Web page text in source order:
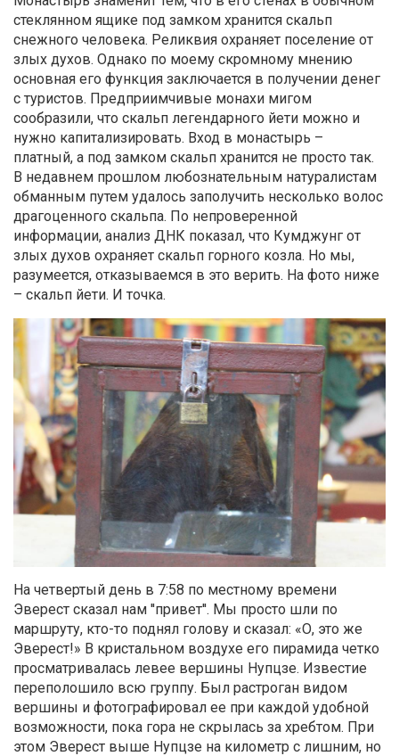
стеклянном ящике под замком хранится скальп
снежного человека. Реликвия охраняет поселение от
злых духов. Однако по моему скромному мнению
основная его функция заключается в получении денег
с туристов. Предприимчивые монахи мигом
сообразили, что скальп легендарного йети можно и
нужно капитализировать. Вход в монастырь –
платный, а под замком скальп хранится не просто так.
В недавнем прошлом любознательным натуралистам
обманным путем удалось заполучить несколько волос
драгоценного скальпа. По непроверенной
информации, анализ ДНК показал, что Кумджунг от
злых духов охраняет скальп горного козла. Но мы,
разумеется, отказываемся в это верить. На фото ниже
– скальп йети. И точка.
На четвертый день в 7:58 по местному времени
Эверест сказал нам ''привет''. Мы просто шли по
маршруту, кто-то поднял голову и сказал: «О, это же
Эверест!» В кристальном воздухе его пирамида четко
просматривалась левее вершины Нупцзе. Известие
переполошило всю группу. Был растроган видом
вершины и фотографировал ее при каждой удобной
возможности, пока гора не скрылась за хребтом. При
этом Эверест выше Нупцзе на километр с лишним, но